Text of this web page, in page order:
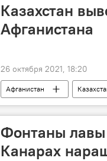
Казахстан
Афганистана
26 октября 2021, 18:20
Афганистан
Фонтаны лавы
Канарах